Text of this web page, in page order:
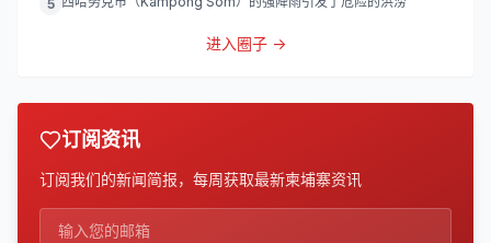
5
进入圈子 →
订阅资讯
订阅我们的新闻简报，每周获取最新柬埔寨资讯